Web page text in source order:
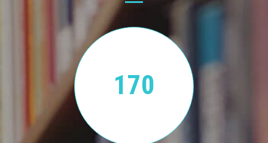
170